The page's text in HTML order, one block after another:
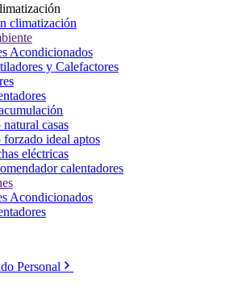
climatización
Acondicionados
y Calefactores
casas
forzado ideal aptos
eléctricas
calentadores
Acondicionados
Personal